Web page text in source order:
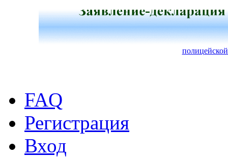
FAQ
Регистрация
Вход